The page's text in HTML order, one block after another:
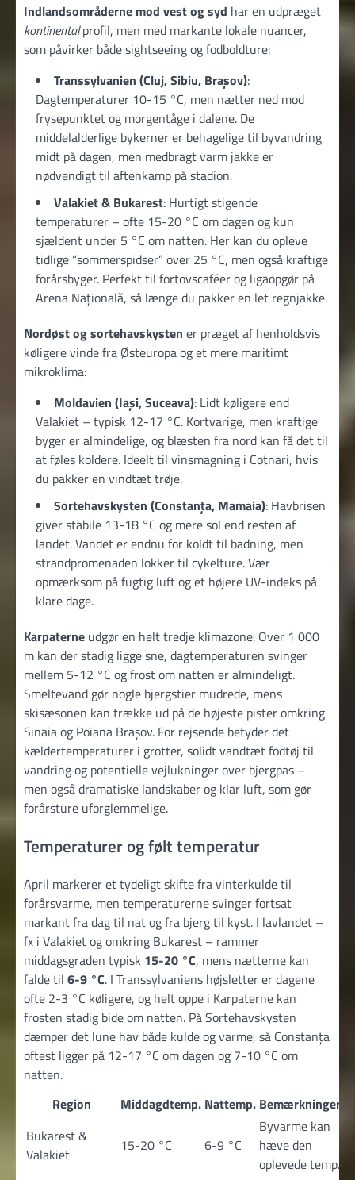
Indlandsområderne mod vest og syd har en udpræget
kontinentalprofil, men med markante lokale nuancer,
som påvirker både sightseeing og fodboldture:
Transsylvanien (Cluj, Sibiu, Brașov):
Dagtemperaturer 10-15 °C, men nætter ned mod
frysepunktet og morgen­tåge i dalene. De
middelalderlige bykerner er behagelige til byvandring
midt på dagen, men medbragt varm jakke er
nødvendigt til aften­kamp på stadion.
Valakiet & Bukarest: Hurtigt stigende
temperaturer – ofte 15-20 °C om dagen og kun
sjældent under 5 °C om natten. Her kan du opleve
tidlige “sommerspidser” over 25 °C, men også kraftige
forårsbyger. Perfekt til fortovscaféer og ligaopgør på
Arena Națională, så længe du pakker en let regnjakke.
Nordøst og sortehavskysten er præget af henholdsvis
køligere vinde fra Østeuropa og et mere maritimt
mikroklima:
Moldavien (Iași, Suceava): Lidt køligere end
Valakiet – typisk 12-17 °C. Kortvarige, men kraftige
byger er almindelige, og blæsten fra nord kan få det til
at føles koldere. Ideelt til vinsmagning i Cotnari, hvis
du pakker en vindtæt trøje.
Sortehavskysten (Constanța, Mamaia): Havbrisen
giver stabile 13-18 °C og mere sol end resten af
landet. Vandet er endnu for koldt til badning, men
strandpromenaden lokker til cykelture. Vær
opmærksom på fugtig luft og et højere UV-indeks på
klare dage.
Karpaterne udgør en helt tredje klimazone. Over 1 000
m kan der stadig ligge sne, dagtemperaturen svinger
mellem 5-12 °C og frost om natten er almindeligt.
Smeltevand gør nogle bjergstier mudrede, mens
skisæsonen kan trække ud på de højeste pister omkring
Sinaia og Poiana Brașov. For rejsende betyder det
kældertemperaturer i grotter, solidt vandtæt fodtøj til
vandring og potentielle vejlukninger over bjergpas –
men også dramatiske landskaber og klar luft, som gør
forårsture uforglemmelige.
Temperaturer og følt temperatur
April markerer et tydeligt skifte fra vinterkulde til
forårsvarme, men temperaturerne svinger fortsat
markant fra dag til nat og fra bjerg til kyst. I lavlandet –
fx i Valakiet og omkring Bukarest – rammer
middagsgraden typisk 15-20 °C, mens nætterne kan
falde til 6-9 °C. I Transsylvaniens højsletter er dagene
ofte 2-3 °C køligere, og helt oppe i Karpaterne kan
frosten stadig bide om natten. På Sortehavskysten
dæmper det lune hav både kulde og varme, så Constanța
oftest ligger på 12-17 °C om dagen og 7-10 °C om
natten.
Region
Middagdtemp. Nattemp. Bemærkninger
Bukarest &
Valakiet
15-20 °C 6-9 °C
Byvarme kan
hæve den
oplevede temp.